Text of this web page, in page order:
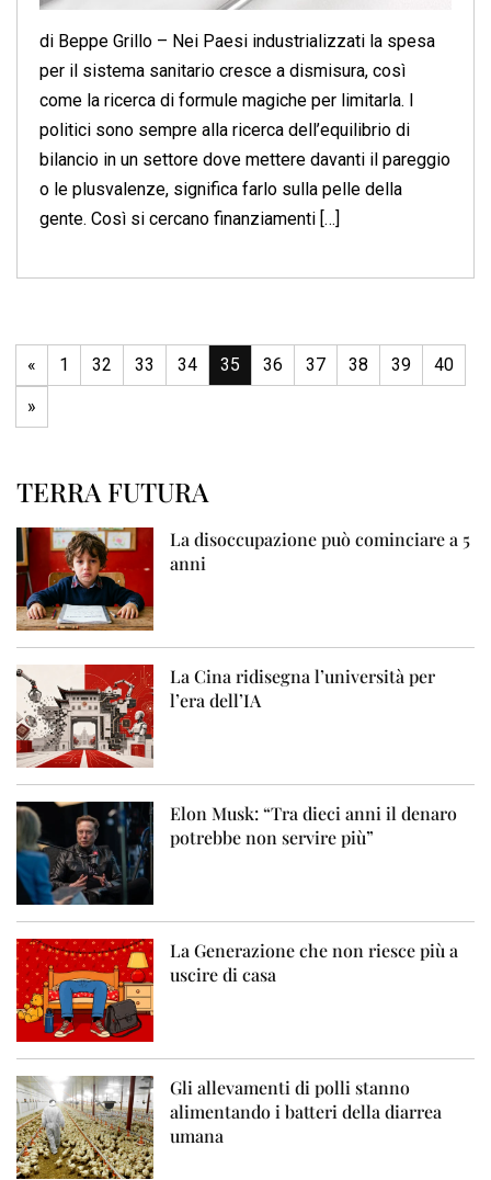
di Beppe Grillo – Nei Paesi industrializzati la spesa
per il sistema sanitario cresce a dismisura, così
come la ricerca di formule magiche per limitarla. I
politici sono sempre alla ricerca dell’equilibrio di
bilancio in un settore dove mettere davanti il pareggio
o le plusvalenze, significa farlo sulla pelle della
gente. Così si cercano finanziamenti […]
« 1 32 33 34 35 36 37 38 39
40
»
TERRA FUTURA
La disoccupazione può cominciare a 5
anni
La Cina ridisegna l’università per
l’era dell’IA
Elon Musk: “Tra dieci anni il denaro
potrebbe non servire più”
La Generazione che non riesce più a
uscire di casa
Gli allevamenti di polli stanno
alimentando i batteri della diarrea
umana